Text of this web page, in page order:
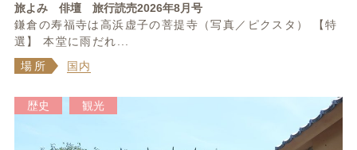
旅よみ 俳壇 旅行読売2026年8月号
鎌倉の寿福寺は高浜虚子の菩提寺（写真／ピクスタ） 【特
選】 本堂に雨だれ...
場所
国内
歴史 観光